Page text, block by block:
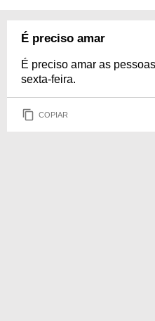
É preciso amar
É preciso amar as
sexta-feira.
COPIAR